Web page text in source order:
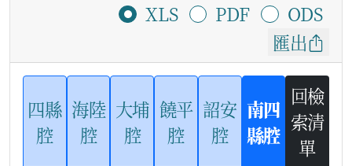
XLS
PDF
ODS
匯出
四縣
腔
海陸
腔
大埔
腔
饒平
腔
詔安
腔
南四
縣腔
回檢
索清
單